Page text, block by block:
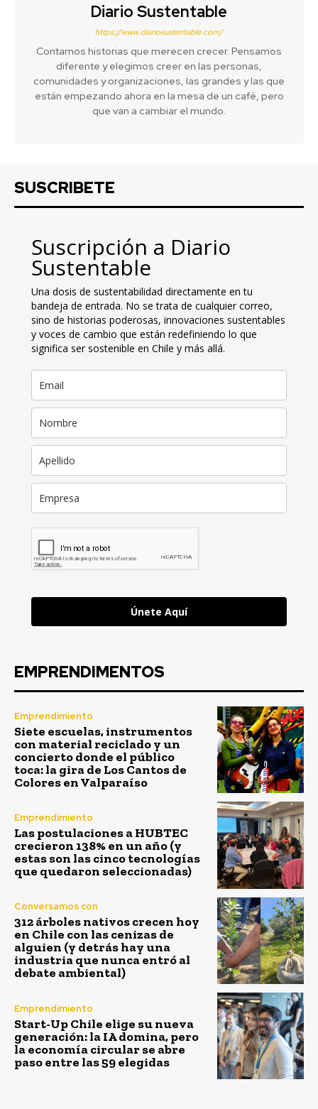
Diario Sustentable
https://www.diariosustentable.com/
Contamos historias que merecen crecer. Pensamos
diferente y elegimos creer en las personas,
comunidades y organizaciones, las grandes y las que
están empezando ahora en la mesa de un café, pero
que van a cambiar el mundo.
SUSCRIBETE
Suscripción a Diario
Sustentable
Una dosis de sustentabilidad directamente en tu
bandeja de entrada. No se trata de cualquier correo,
sino de historias poderosas, innovaciones sustentables
y voces de cambio que están redefiniendo lo que
significa ser sostenible en Chile y más allá.
Únete Aquí
EMPRENDIMENTOS
Emprendimiento
Siete escuelas, instrumentos
con material reciclado y un
concierto donde el público
toca: la gira de Los Cantos de
Colores en Valparaíso
Emprendimiento
Las postulaciones a HUBTEC
crecieron 138% en un año (y
estas son las cinco tecnologías
que quedaron seleccionadas)
Conversamos con
312 árboles nativos crecen hoy
en Chile con las cenizas de
alguien (y detrás hay una
industria que nunca entró al
debate ambiental)
Emprendimiento
Start-Up Chile elige su nueva
generación: la IA domina, pero
la economía circular se abre
paso entre las 59 elegidas